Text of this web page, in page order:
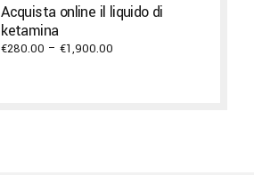
through
Acquista online il liquido di
ketamina
€280.00 – €1,900.00